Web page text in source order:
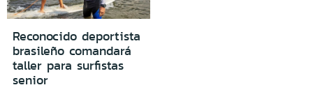
Reconocido deportista
brasileño comandará
taller para surfistas
senior